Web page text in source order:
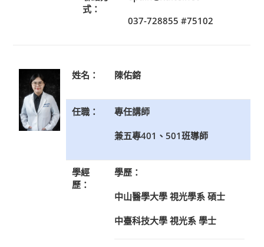
式：
037-728855 #75102
姓名： 陳佑鎔
任職： 專任講師
兼五專401、501班導師
學經
歷：
學歷：
中山醫學大學 視光學系 碩士
中臺科技大學 視光系 學士